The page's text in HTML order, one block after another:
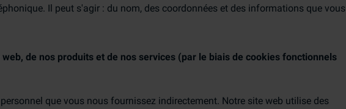
Il peut s'agir : du nom, des coordonnées et des informations que vous
de nos produits et de nos services (par le biais de cookies fonctionnels
que vous nous fournissez indirectement. Notre site web utilise des